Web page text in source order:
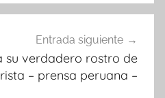
Entrada siguiente
su verdadero rostro de
– prensa peruana –